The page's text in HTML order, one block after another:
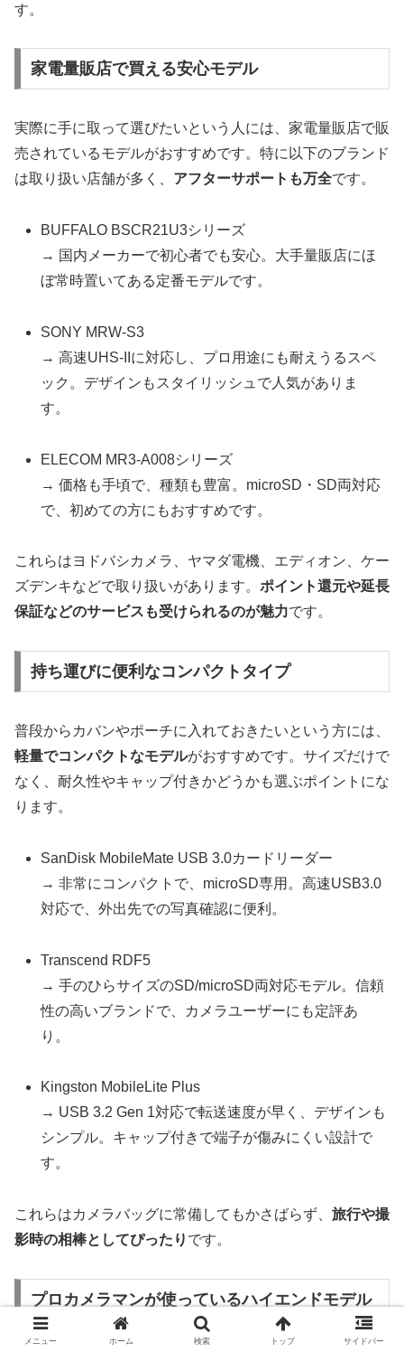
す。
家電量販店で買える安心モデル
実際に手に取って選びたいという人には、家電量販店で販
売されているモデルがおすすめです。特に以下のブランド
は取り扱い店舗が多く、 アフターサポートも万全です。
BUFFALO BSCR21U3シリーズ
→ 国内メーカーで初心者でも安心。大手量販店にほ
ぼ常時置いてある定番モデルです。
SONY MRW-S3
→ 高速UHS-IIに対応し、プロ用途にも耐えうるスペ
ック。デザインもスタイリッシュで人気がありま
す。
ELECOM MR3-A008シリーズ
→ 価格も手頃で、種類も豊富。microSD・SD両対応
で、初めての方にもおすすめです。
これらはヨドバシカメラ、ヤマダ電機、エディオン、ケー
ズデンキなどで取り扱いがあります。 ポイント還元や延長
保証などのサービスも受けられるのが魅力です。
持ち運びに便利なコンパクトタイプ
普段からカバンやポーチに入れておきたいという方には、
軽量でコンパクトなモデルがおすすめです。サイズだけで
なく、耐久性やキャップ付きかどうかも選ぶポイントにな
ります。
SanDisk MobileMate USB 3.0カードリーダー
→ 非常にコンパクトで、microSD専用。高速USB3.0
対応で、外出先での写真確認に便利。
Transcend RDF5
→ 手のひらサイズのSD/microSD両対応モデル。信頼
性の高いブランドで、カメラユーザーにも定評あ
り。
Kingston MobileLite Plus
→ USB 3.2 Gen 1対応で転送速度が早く、デザインも
シンプル。キャップ付きで端子が傷みにくい設計で
す。
これらはカメラバッグに常備してもかさばらず、 旅行や撮
影時の相棒としてぴったり です。
プロカメラマンが使っているハイエンドモデル
メニュー ホーム 検索 トップ サイドバー